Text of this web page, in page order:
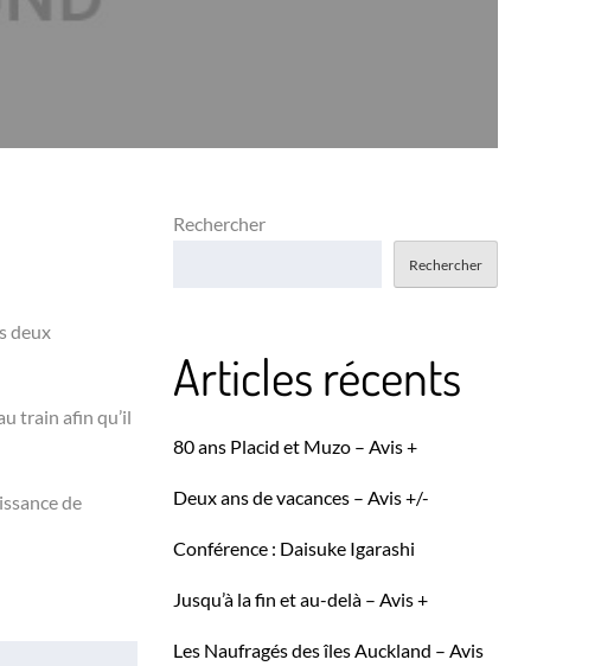
deux
train afin qu’il
de
Rechercher
Rechercher
Articles récents
80 ans Placid et Muzo – Avis +
Deux ans de vacances – Avis +/-
Conférence : Daisuke Igarashi
Jusqu’à la fin et au-delà – Avis +
Les Naufragés des îles Auckland – Avis